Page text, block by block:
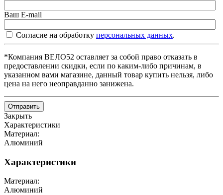
Ваш E-mail
Согласие на обработку персональных данных.
*Компания ВЕЛО52 оставляет за собой право отказать в
предоставлении скидки, если по каким-либо причинам, в
указанном вами магазине, данный товар купить нельзя, либо
цена на него неоправданно занижена.
Отправить
Закрыть
Характеристики
Материал:
Алюминий
Характеристики
Материал:
Алюминий